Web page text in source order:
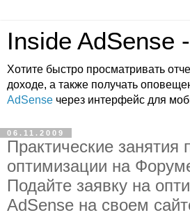
Inside AdSense
Хотите быстро просматривать
доходе, а также получать
AdSense через интерфейс для
06.11.2009
Практические занятия
оптимизации на
Подайте заявку на
AdSense на своем